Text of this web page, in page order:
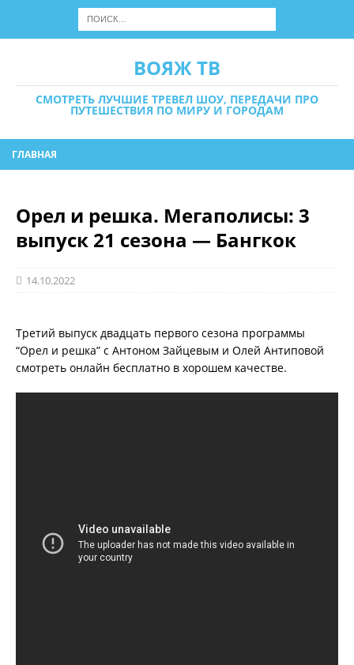
ВОЯЖ ТВ
СМОТРЕТЬ ЛУЧШИЕ ТРЕВЕЛ ШОУ, ПЕРЕДАЧИ ПРО
ПУТЕШЕСТВИЯ ПО МИРУ И ГОРОДАМ
ГЛАВНАЯ
Орел и решка. Мегаполисы: 3
выпуск 21 сезона — Бангкок
14.10.2022
Третий выпуск двадцать первого сезона программы
“Орел и решка” с Антоном Зайцевым и Олей Антиповой
смотреть онлайн бесплатно в хорошем качестве.